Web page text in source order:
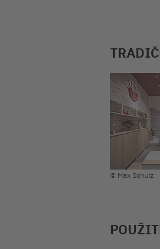
© Max Schulz